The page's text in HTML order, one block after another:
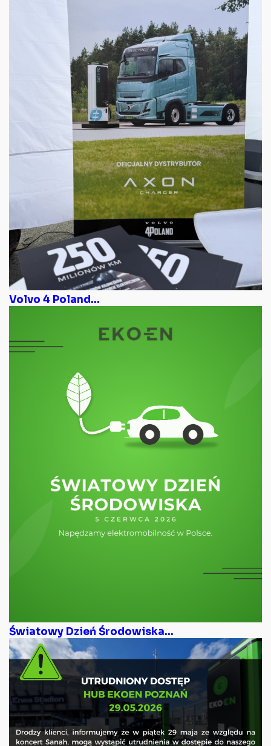
Volvo 4 Poland...
Światowy Dzień Środowiska...